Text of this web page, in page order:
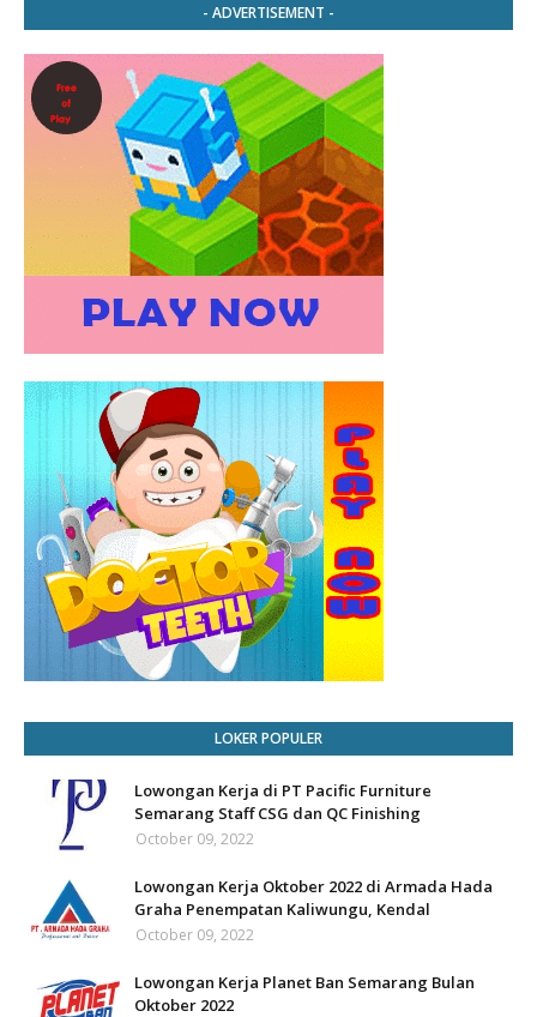
- ADVERTISEMENT -
LOKER POPULER
Lowongan Kerja di PT Pacific Furniture
Semarang Staff CSG dan QC Finishing
October 09, 2022
Lowongan Kerja Oktober 2022 di Armada Hada
Graha Penempatan Kaliwungu, Kendal
October 09, 2022
Lowongan Kerja Planet Ban Semarang Bulan
Oktober 2022